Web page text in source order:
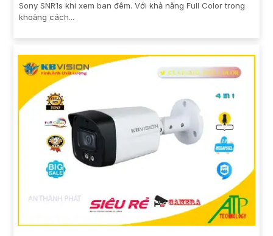
Sony SNR1s khi xem ban đêm. Với khả năng Full Color trong
khoảng cách...